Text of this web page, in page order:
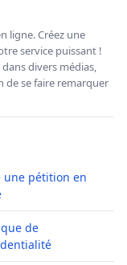
ligne. Créez une
service puissant !
divers médias,
de se faire remarquer
une pétition en
de